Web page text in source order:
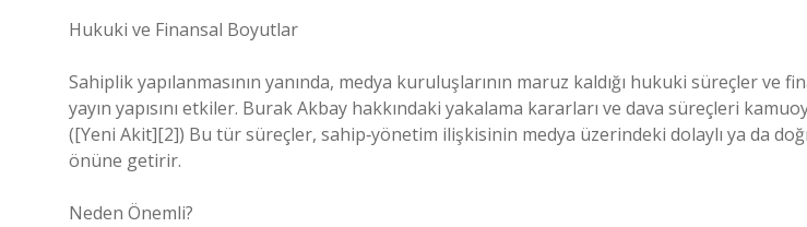
Hukuki ve Finansal Boyutlar
Sahiplik yapılanmasının yanında, medya kuruluşlarının maruz kaldığı hukuki süreçler ve
yayın yapısını etkiler. Burak Akbay hakkındaki yakalama kararları ve dava süreçleri
([Yeni Akit][2]) Bu tür süreçler, sahip‑yönetim ilişkisinin medya üzerindeki dolaylı ya da
önüne getirir.
Neden Önemli?